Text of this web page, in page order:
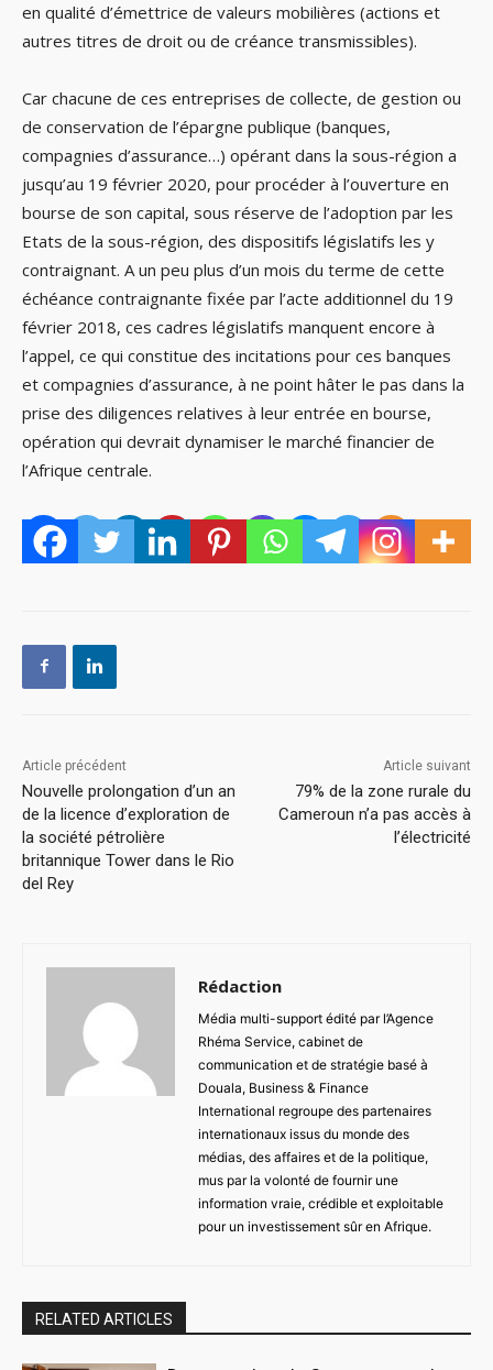
en qualité d’émettrice de valeurs mobilières (actions et
autres titres de droit ou de créance transmissibles).
Car chacune de ces entreprises de collecte, de gestion ou
de conservation de l’épargne publique (banques,
compagnies d’assurance…) opérant dans la sous-région a
jusqu’au 19 février 2020, pour procéder à l’ouverture en
bourse de son capital, sous réserve de l’adoption par les
Etats de la sous-région, des dispositifs législatifs les y
contraignant. A un peu plus d’un mois du terme de cette
échéance contraignante fixée par l’acte additionnel du 19
février 2018, ces cadres législatifs manquent encore à
l’appel, ce qui constitue des incitations pour ces banques
et compagnies d’assurance, à ne point hâter le pas dans la
prise des diligences relatives à leur entrée en bourse,
opération qui devrait dynamiser le marché financier de
l’Afrique centrale.
Article précédent
Nouvelle prolongation d’un an
de la licence d’exploration de
la société pétrolière
britannique Tower dans le Rio
del Rey
Article suivant
79% de la zone rurale du
Cameroun n’a pas accès à
l’électricité
Rédaction
Média multi-support édité par l’Agence
Rhéma Service, cabinet de
communication et de stratégie basé à
Douala, Business & Finance
International regroupe des partenaires
internationaux issus du monde des
médias, des affaires et de la politique,
mus par la volonté de fournir une
information vraie, crédible et exploitable
pour un investissement sûr en Afrique.
RELATED ARTICLES